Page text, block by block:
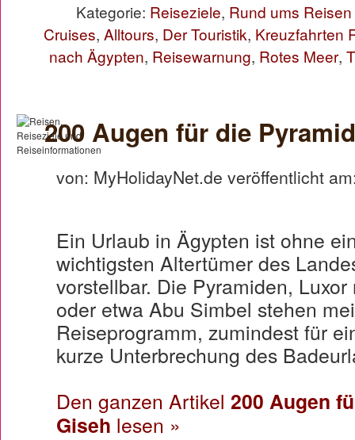
Kategorie: Reiseziele, Rund ums Reisen
Cruises, Alltours, Der Touristik, Kreuzfahrten
nach Ägypten, Reisewarnung, Rotes Meer,
200 Augen für die
von: MyHolidayNet.de veröffentlicht
Ein Urlaub in Ägypten ist ohne
wichtigsten Altertümer des
vorstellbar. Die Pyramiden,
oder etwa Abu Simbel stehen
Reiseprogramm, zumindest für
kurze Unterbrechung des
Den ganzen Artikel 200 Augen
Giseh lesen »